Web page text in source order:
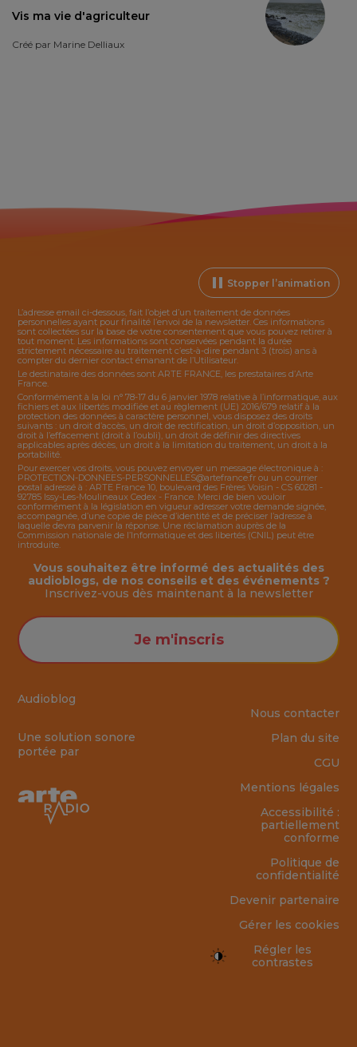
Vis ma vie d'agriculteur
Créé par Marine Delliaux
Stopper l’animation
L’adresse email ci-dessous, fait l’objet d’un traitement de données
personnelles ayant pour finalité l’envoi de la newsletter. Ces informations
sont collectées sur la base de votre consentement que vous pouvez retirer à
tout moment. Les informations sont conservées pendant la durée
strictement nécessaire au traitement c’est-à-dire pendant 3 (trois) ans à
compter du dernier contact émanant de l’Utilisateur.
Le destinataire des données sont ARTE FRANCE, les prestataires d’Arte
France.
Conformément à la loi n° 78-17 du 6 janvier 1978 relative à l’informatique, aux
fichiers et aux libertés modifiée et au règlement (UE) 2016/679 relatif à la
protection des données à caractère personnel, vous disposez des droits
suivants : un droit d’accès, un droit de rectification, un droit d’opposition, un
droit à l’effacement (droit à l’oubli), un droit de définir des directives
applicables après décès, un droit à la limitation du traitement, un droit à la
portabilité.
Pour exercer vos droits, vous pouvez envoyer un message électronique à :
PROTECTION-DONNEES-PERSONNELLES@artefrance.fr ou un courrier
postal adressé à : ARTE France 10, boulevard des Frères Voisin - CS 60281 -
92785 Issy-Les-Moulineaux Cedex - France. Merci de bien vouloir
conformément à la législation en vigueur adresser votre demande signée,
accompagnée, d’une copie de pièce d’identité et de préciser l’adresse à
laquelle devra parvenir la réponse. Une réclamation auprès de la
Commission nationale de l’Informatique et des libertés (CNIL) peut être
introduite.
Audioblog
Une solution sonore
portée par
Vous souhaitez être informé des actualités des
audioblogs, de nos conseils et des événements ?
Inscrivez-vous dès maintenant à la newsletter
Je m'inscris
Nous contacter
Plan du site
CGU
Mentions légales
Accessibilité :
partiellement
conforme
Politique de
confidentialité
Devenir partenaire
Gérer les cookies
Régler les
contrastes